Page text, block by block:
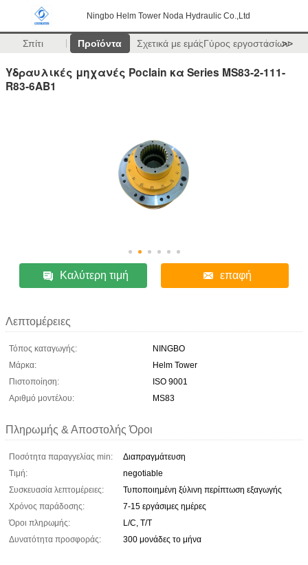
Ningbo Helm Tower Noda Hydraulic Co.,Ltd
Σπίτι Προϊόντα Σχετικά με εμάςΓύρος εργοστασίων
>>
Υδραυλικές μηχανές Poclain κα Series MS83-2-111-
R83-6AB1
Καλύτερη τιμή επαφή
Λεπτομέρειες
Τόπος καταγωγής:
NINGBO
Μάρκα:
Helm Tower
Πιστοποίηση:
ISO 9001
Αριθμό μοντέλου:
MS83
Πληρωμής & Αποστολής Όροι
Ποσότητα παραγγελίας min:
Διαπραγμάτευση
Τιμή:
negotiable
Συσκευασία λεπτομέρειες:
Τυποποιημένη ξύλινη περίπτωση εξαγωγής
Χρόνος παράδοσης:
7-15 εργάσιμες ημέρες
Όροι πληρωμής:
L/C, T/T
Δυνατότητα προσφοράς:
300 μονάδες το μήνα